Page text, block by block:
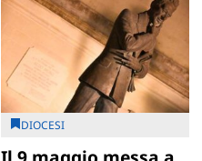
DIOCESI